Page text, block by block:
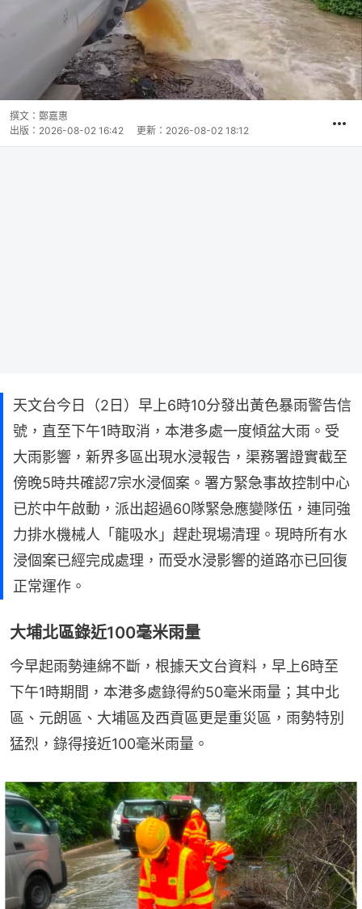
撰文： 鄭嘉惠
出版： 2026-08-02 16:42 更新： 2026-08-02 18:12
天文台今日（2日）早上6時10分發出黃色暴雨警告信
號，直至下午1時取消，本港多處一度傾盆大雨。受
大雨影響，新界多區出現水浸報告，渠務署證實截至
傍晚5時共確認7宗水浸個案。署方緊急事故控制中心
已於中午啟動，派出超過60隊緊急應變隊伍，連同強
力排水機械人「龍吸水」趕赴現場清理。現時所有水
浸個案已經完成處理，而受水浸影響的道路亦已回復
正常運作。
大埔北區錄近100毫米雨量
今早起雨勢連綿不斷，根據天文台資料，早上6時至
下午1時期間，本港多處錄得約50毫米雨量；其中北
區、元朗區、大埔區及西貢區更是重災區，雨勢特別
猛烈，錄得接近100毫米雨量。